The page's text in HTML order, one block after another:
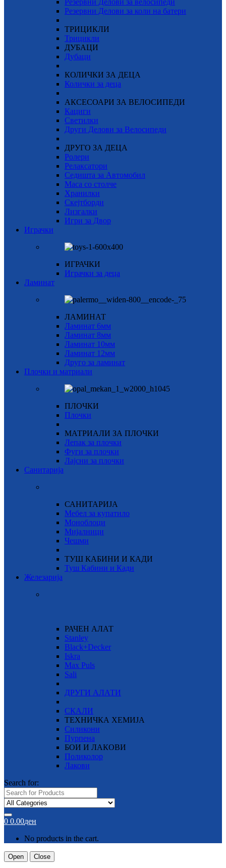
Резервни Делови за велосипеди
Резервни Делови за коли на батери
ТРИЦИКЛИ
Трицикли
ДУБАЦИ
Дубаци
КОЛИЧКИ ЗА ДЕЦА
Колички за деца
АКСЕСОАРИ ЗА ВЕЛОСИПЕДИ
Кациги
Светилки
Други Делови за Велосипеди
ДРУГО ЗА ДЕЦА
Ролери
Релаксатори
Седишта за Автомобил
Маса со столче
Хранилки
Скејтборди
Лизгалки
Игри за Двор
Играчки
ИГРАЧКИ
Играчки за деца
Ламинат
ЛАМИНАТ
Ламинат 6мм
Ламинат 8мм
Ламинат 10мм
Ламинат 12мм
Друго за ламинат
Плочки и матриали
ПЛОЧКИ
Плочки
МАТРИАЛИ ЗА ПЛОЧКИ
Лепак за плочки
Фуги за плочки
Лајсни за плочки
Санитарија
САНИТАРИЈА
Мебел за купатило
Моноблоци
Мијалници
Чешми
ТУШ КАБИНИ И КАДИ
Туш Кабини и Кади
Железарија
РАЧЕН АЛАТ
Stanley
Black+Decker
Iskra
Max Puls
Sali
ДРУГИ АЛАТИ
СКАЛИ
ТЕХНИЧКА ХЕМИЈА
Силикони
Пурпена
БОИ И ЛАКОВИ
Поликолор
Лакови
Search for:
0 0.00ден
No products in the cart.
Open Close